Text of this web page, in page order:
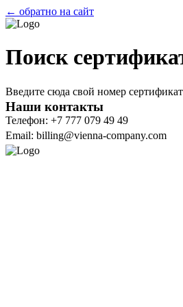
← обратно на сайт
Поиск
Введите сюда свой номер
Наши контакты
Телефон: +7 777 079 49 49
Email: billing@vienna-company.com